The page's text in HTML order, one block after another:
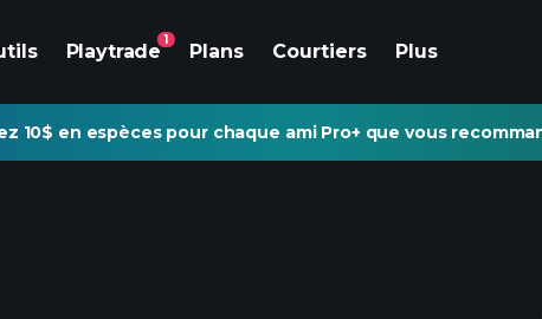
Playtrade
1
Plans Courtiers Plus
10$ en espèces pour chaque ami Pro+ que vous